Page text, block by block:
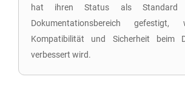
hat ihren Status als Standard
Dokumentationsbereich
Kompatibilität und Sicherheit beim
verbessert wird.